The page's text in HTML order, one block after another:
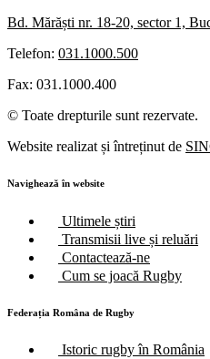
Bd. Mărăști nr. 18-20, sector 1,
Telefon: 031.1000.500
Fax: 031.1000.400
© Toate drepturile sunt rezervate.
Website realizat și întreținut de
Navighează în website
Ultimele știri
Transmisii live și reluări
Contactează-ne
Cum se joacă Rugby
Federația Româna de Rugby
Istoric rugby în România